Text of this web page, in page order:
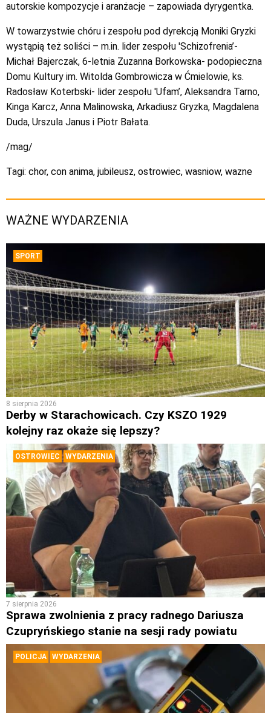
autorskie kompozycje i aranżacje – zapowiada dyrygentka.
W towarzystwie chóru i zespołu pod dyrekcją Moniki Gryzki
wystąpią też soliści – m.in. lider zespołu 'Schizofrenia’-
Michał Bajerczak, 6-letnia Zuzanna Borkowska- podopieczna
Domu Kultury im. Witolda Gombrowicza w Ćmielowie, ks.
Radosław Koterbski- lider zespołu 'Ufam’, Aleksandra Tarno,
Kinga Karcz, Anna Malinowska, Arkadiusz Gryzka, Magdalena
Duda, Urszula Janus i Piotr Bałata.
/mag/
Tagi: chor, con anima, jubileusz, ostrowiec, wasniow, wazne
WAŻNE WYDARZENIA
SPORT
8 sierpnia 2026
Derby w Starachowicach. Czy KSZO 1929
kolejny raz okaże się lepszy?
OSTROWIEC WYDARZENIA
7 sierpnia 2026
Sprawa zwolnienia z pracy radnego Dariusza
Czupryńskiego stanie na sesji rady powiatu
POLICJA WYDARZENIA